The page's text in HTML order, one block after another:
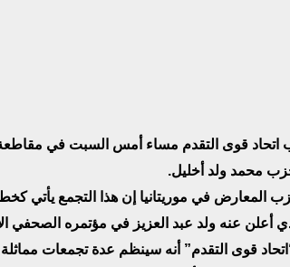
قوى التقدم مساء أمس السبت في مقاطعة
محمد ولد أخليل.
المعارض في موريتانيا إن هذا التجمع يأتي
أعلن عنه ولد عبد العزيز في مؤتمره الصحفي
قوى التقدم” أنه سينظم عدة تجمعات